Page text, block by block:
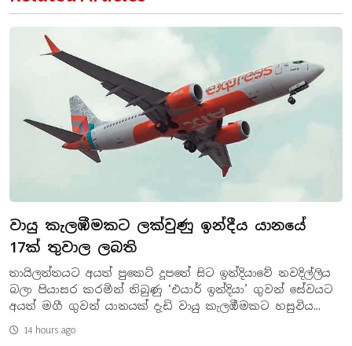
වායු කැලඹීමකට ලක්වුණු ඉන්දීය යානයේ
17ක් තුවාල ලබති
තායිලන්තයට අයත් පුකෙට් දූපතේ සිට ඉන්දියාවේ නවදිල්ලිය
බලා පියාසර කරමින් තිබුණු ‘එයාර් ඉන්දියා’ ගුවන් සේවයට
අයත් මගී ගුවන් යානයක් දැඩි වායු කැලඹීමකට හසුවිය...
14 hours ago